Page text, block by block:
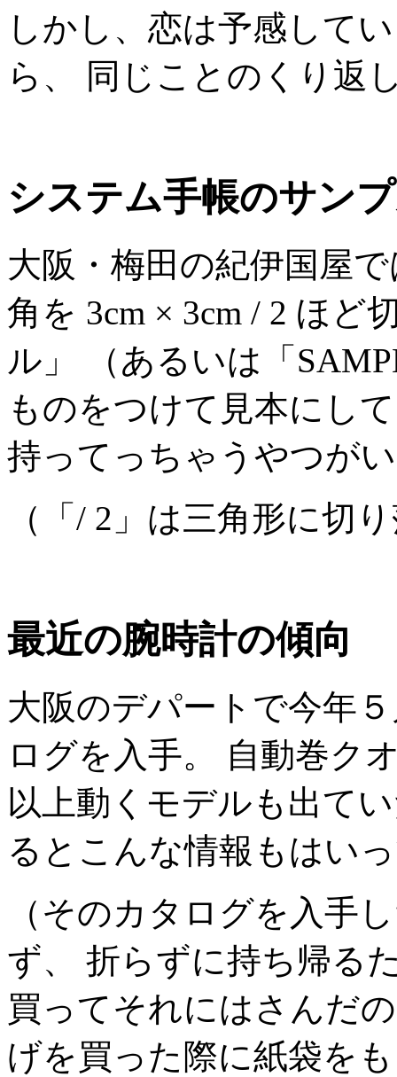
しかし、恋は予感して
ら、 同じことのくり返
システム手帳のサン
大阪・梅田の紀伊国屋
角を 3cm × 3cm / 2 ほど
ル」 （あるいは「
ものをつけて見本にし
持ってっちゃうやつが
（「/ 2」は三角形に切
最近の腕時計の傾向
大阪のデパートで今年
ログを入手。 自動巻ク
以上動くモデルも出て
るとこんな情報もはい
（そのカタログを入手
ず、 折らずに持ち帰る
買ってそれにはさんだ
げを買った際に紙袋を